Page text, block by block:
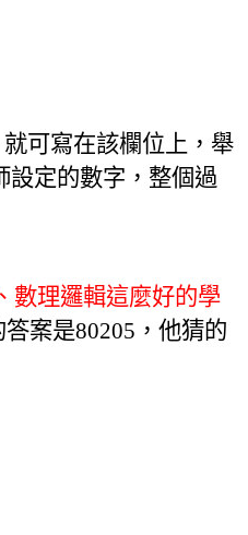
可寫在該欄位上，舉
設定的數字，整個過
數理邏輯這麼好的學
答案是80205 ，他猜的